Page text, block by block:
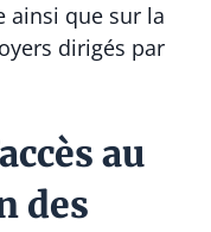
ainsi que sur la
dirigés par
au
des